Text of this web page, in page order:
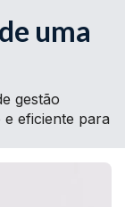
uma
gestão
e eficiente para